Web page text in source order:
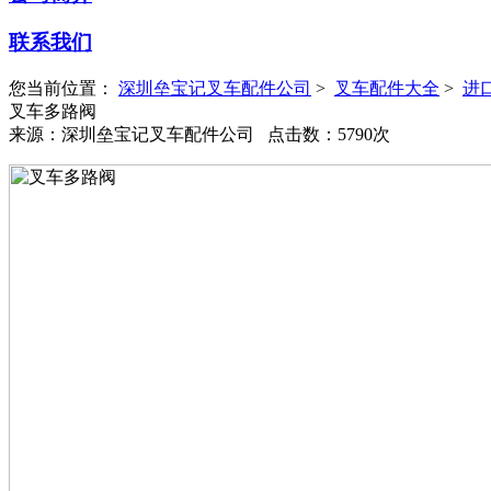
联系我们
您当前位置： 深圳垒宝记叉车配件公司 > 叉车配件大全 > 进
叉车多路阀
来源：深圳垒宝记叉车配件公司 点击数：5790次